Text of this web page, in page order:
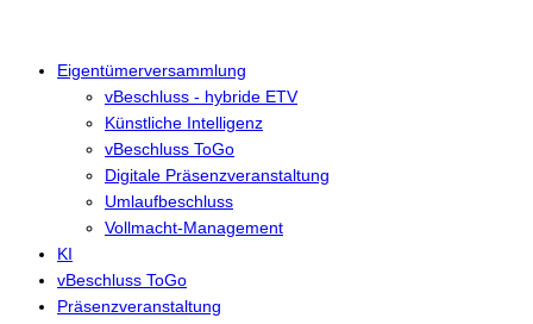
Eigentümerversammlung
vBeschluss - hybride ETV
Künstliche Intelligenz
vBeschluss ToGo
Digitale Präsenzveranstaltung
Umlaufbeschluss
Vollmacht-Management
KI
vBeschluss ToGo
Präsenzveranstaltung